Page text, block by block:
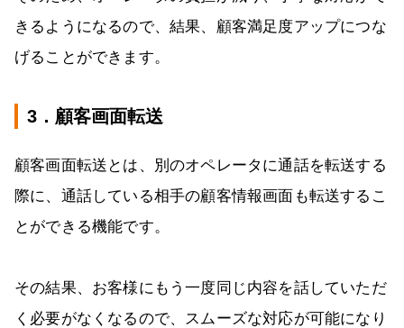
きるようになるので、結果、顧客満足度アップにつな
げることができます。
3．顧客画面転送
顧客画面転送とは、別のオペレータに通話を転送する
際に、通話している相手の顧客情報画面も転送するこ
とができる機能です。
その結果、お客様にもう一度同じ内容を話していただ
く必要がなくなるので、スムーズな対応が可能になり